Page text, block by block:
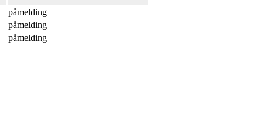
påmelding
påmelding
påmelding